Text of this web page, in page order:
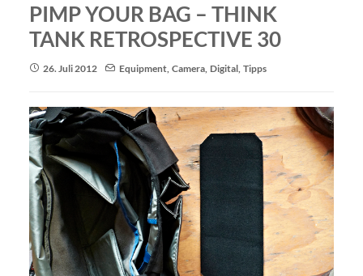
PIMP YOUR BAG – THINK
TANK RETROSPECTIVE 30
26. Juli 2012 Equipment, Camera, Digital, Tipps